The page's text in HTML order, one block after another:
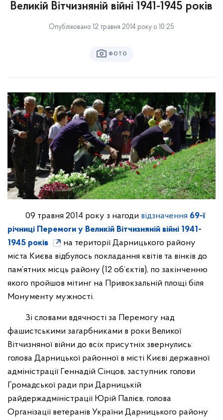
Великій Вітчизняній війні 1941-1945 років
Опубліковано 12 травня 2014 року о 10:25
ФОТО
09 травня 2014 року з нагоди відзначення 69-ї
річниці Перемоги у Великій Вітчизняній війні 1941-
1945 років
на території Дарницького району
міста Києва відбулось покладання квітів та вінків до
пам’ятних місць району (12 об’єктів), по закінченню
якого пройшов мітинг на Привокзальній площі біля
Монументу мужності.
Зі словами вдячності за Перемогу над
фашистськими загарбниками в роки Великої
Вітчизняної війни до всіх присутніх звернулись:
голова Дарницької районної в місті Києві державної
адміністрації Геннадій Сінцов, заступник голови
Громадської ради при Дарницькій
райдержадміністрації Юрій Палієв, голова
Організації ветеранів України Дарницького району